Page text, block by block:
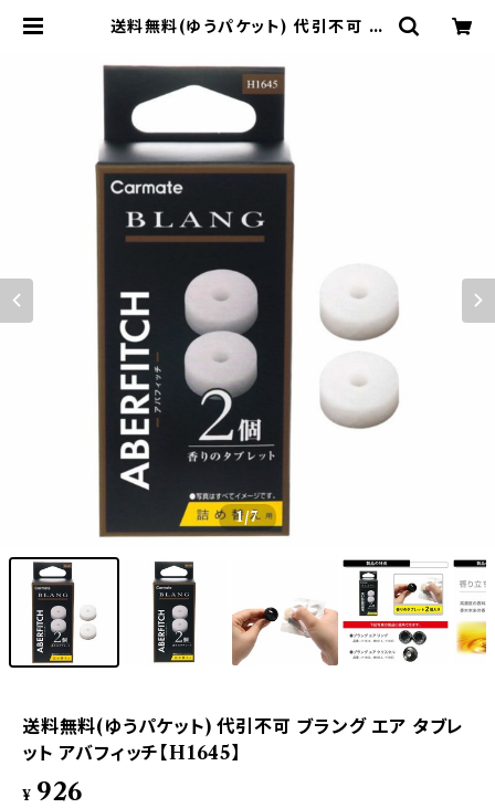
送料無料(ゆうパケット) 代引不可 ブ
【H1645】 | 東栄産業株式会社（HK
Bsports）
1/7
送料無料(ゆうパケット) 代引不可 ブラング エア タブレ
ット アバフィッチ【H1645】
¥ 926